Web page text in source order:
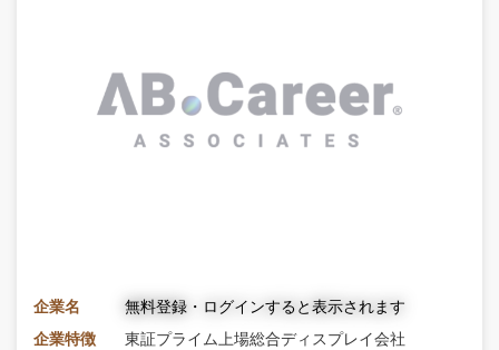
企業名
無料登録・ログインすると表示されます
企業特徴
東証プライム上場総合ディスプレイ会社